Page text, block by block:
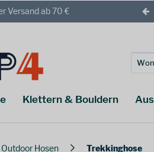
Versand ab 70 €
Klettern & Bouldern
Outdoor Hosen Trekkinghose